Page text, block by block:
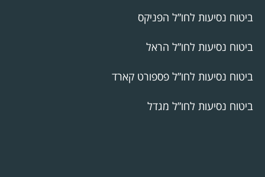
ביטוח נסיעות לחו”ל הפניקס
ביטוח נסיעות לחו”ל הראל
ביטוח נסיעות לחו”ל פספורט קארד
ביטוח נסיעות לחו”ל מגדל